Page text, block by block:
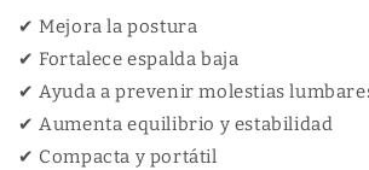
✔ Mejora la postura
✔ Fortalece espalda baja
✔ Ayuda a prevenir molestias
✔ Aumenta equilibrio y estabilidad
✔ Compacta y portátil